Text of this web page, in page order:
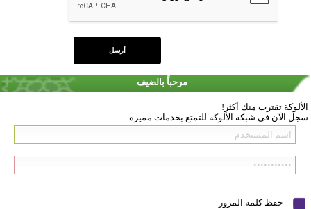
مرحباً بالضيف
الألوكة تقترب منك أكثر!
سجل الآن في شبكة الألوكة للتمتع بخدمات مميزة.
حفظ كلمة المرور